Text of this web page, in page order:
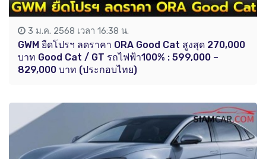
3 ม.ค. 2568 เวลา 16:38 น.
GWM ยืดโปรฯ ลดราคา ORA Good Cat สูงสุด 270,000
บาท Good Cat / GT รถไฟฟ้า100% : 599,000 –
829,000 บาท (ประกอบไทย)